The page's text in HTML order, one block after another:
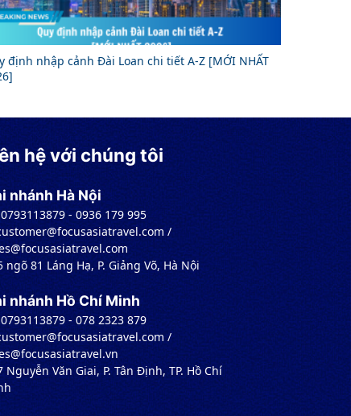
định nhập cảnh Đài Loan chi tiết A-Z [MỚI NHẤT
hệ với chúng tôi
nhánh Hà Nội
- 0936 179 995
/
ngõ 81 Láng Hạ, P. Giảng Võ, Hà Nội
nhánh Hồ Chí Minh
- 078 2323 879
/
Nguyễn Văn Giai, P. Tân Định, TP. Hồ Chí